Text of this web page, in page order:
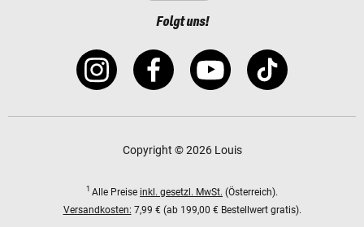
Folgt uns!
Copyright © 2026 Louis
1 Alle Preise inkl. gesetzl. MwSt. (Österreich).
Versandkosten: 7,99 € (ab 199,00 € Bestellwert gratis).